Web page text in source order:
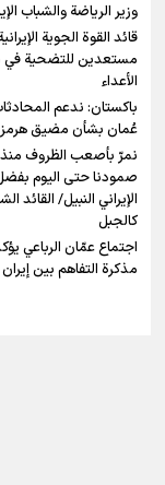
وزير الرياضة والشباب
قائد القوة الجوية
مستعدين للتضحية في
الأعداء
باكستان: ندعم
عُمان بشأن مضيق هرمز
نمرّ بأصعب الظروف منذ
صمودنا حتى اليوم
الإيراني النبيل/ القائد
كالجبل
اجتماع عمّان الرباعي
مذكرة التفاهم بين